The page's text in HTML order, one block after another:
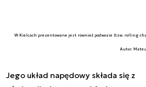
W Kielcach prezentowane jest również podwozie (tzw. rolling
Autor.
Jego układ napędowy składa się z